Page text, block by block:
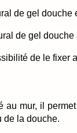
de gel
de gel
de le fixer
au mur, il
de la douche.